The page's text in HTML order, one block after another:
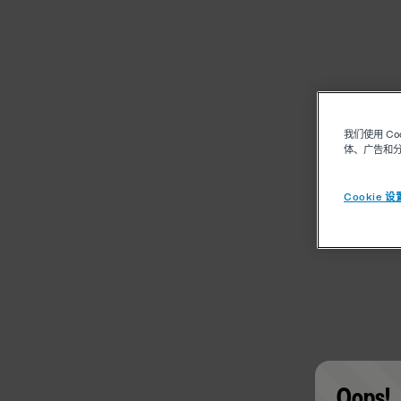
我们使用
体、广告和
Cookie 设